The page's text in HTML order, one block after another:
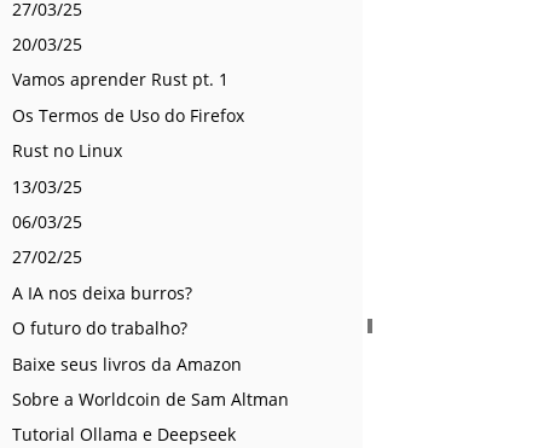
27/03/25
20/03/25
Vamos aprender Rust pt. 1
Os Termos de Uso do Firefox
Rust no Linux
13/03/25
06/03/25
27/02/25
A IA nos deixa burros?
O futuro do trabalho?
Baixe seus livros da Amazon
Sobre a Worldcoin de Sam Altman
Tutorial Ollama e Deepseek